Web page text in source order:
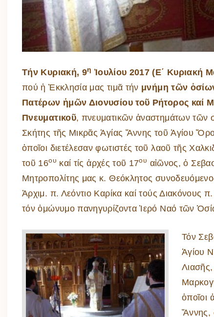
Τήν Κυριακή, 9η Ἰουλίου 2017 (Ε΄ Κυριακή
πού ἡ Ἐκκλησία μας τιμᾶ τήν μνήμη τῶν
Πατέρων ἡμῶν Διονυσίου τοῦ Ρήτορος καί
Πνευματικοῦ, πνευματικῶν ἀναστημάτων τῶν
Σκήτης τῆς Μικρᾶς Ἁγίας Ἄννης τοῦ Ἁγίου
ὁποῖοι διετέλεσαν φωτιστές τοῦ λαοῦ τῆς
τοῦ 16ου καί τίς ἀρχές τοῦ 17ου αἰῶνος, ὁ
Μητροπολίτης μας κ. Θεόκλητος
Ἀρχιμ. π. Λεόντιο Καρίκα καί τούς Διακόνους
τόν ὁμώνυμο πανηγυρίζοντα Ἱερό Ναό τῶν
Τόν
Ἁγίου
ὁποῖοι
Ἄννης,